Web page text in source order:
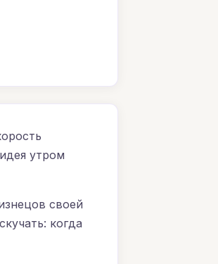
утром
своей
когда